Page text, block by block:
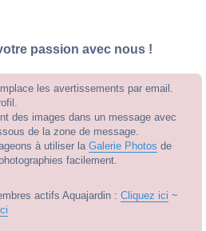
passion avec nous !
les avertissements par email.
des images dans un message avec
de la zone de message.
à utiliser la Galerie Photos de
facilement.
actifs Aquajardin : Cliquez ici ~